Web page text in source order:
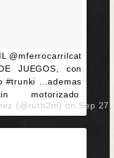
@mferrocarrilcat
JUEGOS, con
#trunki …ademas
motorizado
(@ruth2m) on Sep